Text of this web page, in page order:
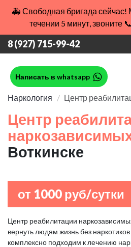
🚑 Свободная бригада
течении 5 минут, звоните
8 (927) 715-99-42
Написать в whatsapp
Наркология Центр
Центр
Воткинске
от 1000 руб/сутки
Центр реабилитации
вернуть людям жизнь без
комплексно подходим к лечению